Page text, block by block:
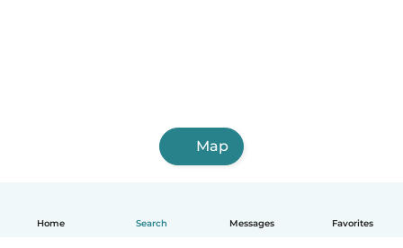
Home Search Messages Favorites
Map